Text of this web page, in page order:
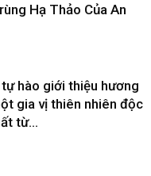
Hạ Thảo Của An
hào giới thiệu hương
gia vị thiên nhiên độc
từ...